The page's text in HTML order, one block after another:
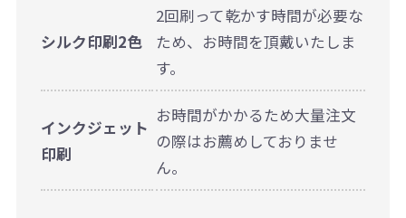
シルク印刷2色
2回刷って乾かす時間が必要な
ため、お時間を頂戴いたしま
す。
インクジェット
印刷
お時間がかかるため大量注文
の際はお薦めしておりませ
ん。